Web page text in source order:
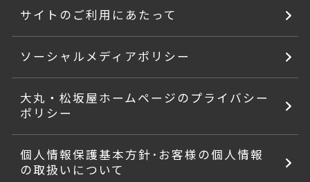
サイトのご利用にあたって
ソーシャルメディアポリシー
大丸・松坂屋ホームページのプライバシー
ポリシー
個人情報保護基本方針･お客様の個人情報
の取扱いについて